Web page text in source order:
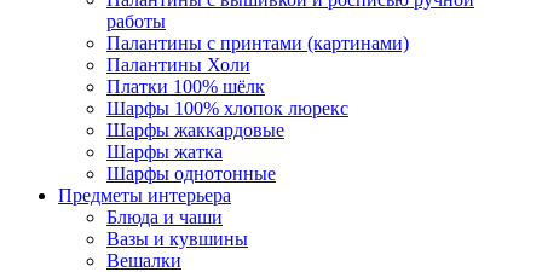
работы
Палантины с принтами (картинами)
Палантины Холи
Платки 100% шёлк
Шарфы 100% хлопок люрекс
Шарфы жаккардовые
Шарфы жатка
Шарфы однотонные
Предметы интерьера
Блюда и чаши
Вазы и кувшины
Вешалки